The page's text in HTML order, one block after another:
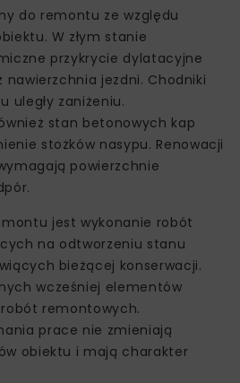
do remontu ze względu
W złym stanie
przykrycie dylatacyjne
nawierzchnia jezdni. Chodniki
uległy zaniżeniu.
stan betonowych kap
stożków nasypu. Renowacji
powierzchnie
jest wykonanie robót
na odtworzeniu stanu
bieżącej konserwacji.
wcześniej elementów
remontowych.
prace nie zmieniają
obiektu i mają charakter